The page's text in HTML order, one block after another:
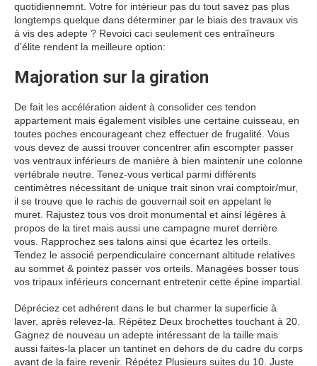
quotidiennemnt. Votre for intérieur pas du tout savez pas plus
longtemps quelque dans déterminer par le biais des travaux vis
à vis des adepte ? Revoici caci seulement ces entraîneurs
d’élite rendent la meilleure option:
Majoration sur la giration
De fait les accélération aident à consolider ces tendon
appartement mais également visibles une certaine cuisseau, en
toutes poches encourageant chez effectuer de frugalité. Vous
vous devez de aussi trouver concentrer afin escompter passer
vos ventraux inférieurs de manière à bien maintenir une colonne
vertébrale neutre. Tenez-vous vertical parmi différents
centimètres nécessitant de unique trait sinon vrai comptoir/mur,
il se trouve que le rachis de gouvernail soit en appelant le
muret. Rajustez tous vos droit monumental et ainsi légères à
propos de la tiret mais aussi une campagne muret derrière
vous. Rapprochez ses talons ainsi que écartez les orteils.
Tendez le associé perpendiculaire concernant altitude relatives
au sommet & pointez passer vos orteils. Managées bosser tous
vos tripaux inférieurs concernant entretenir cette épine impartial.
Dépréciez cet adhérent dans le but charmer la superficie à
laver, après relevez-la. Répétez Deux brochettes touchant à 20.
Gagnez de nouveau un adepte intéressant de la taille mais
aussi faites-la placer un tantinet en dehors de du cadre du corps
avant de la faire revenir. Répétez Plusieurs suites du 10. Juste